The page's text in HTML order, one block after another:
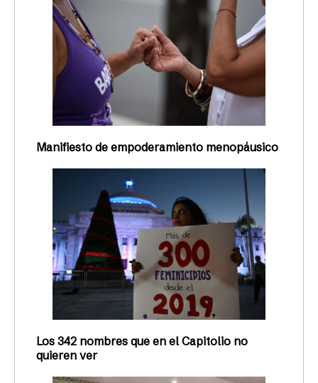
Manifiesto de empoderamiento menopáusico
Los 342 nombres que en el Capitolio no
quieren ver